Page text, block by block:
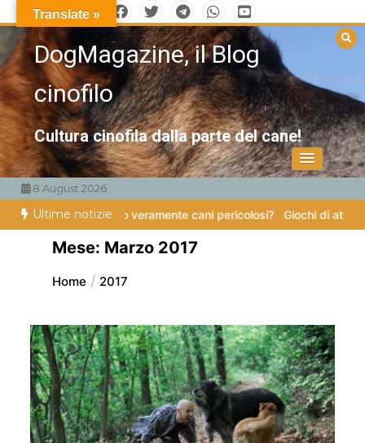
al
contenutoDogMagazine, il Blog
cinofilo
Cultura cinofila dalla parte del cane!
8 August 2026
Ultime notizie
Esistono veramente cani pericolosi? Giochi di attivazione
Mese: Marzo 2017
Home 2017
Translate »